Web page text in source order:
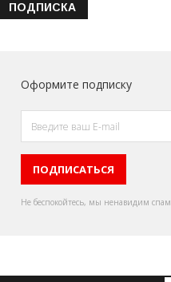
ПОДПИСКА
Оформите подписку
Не беспокойтесь, мы ненавидим спам